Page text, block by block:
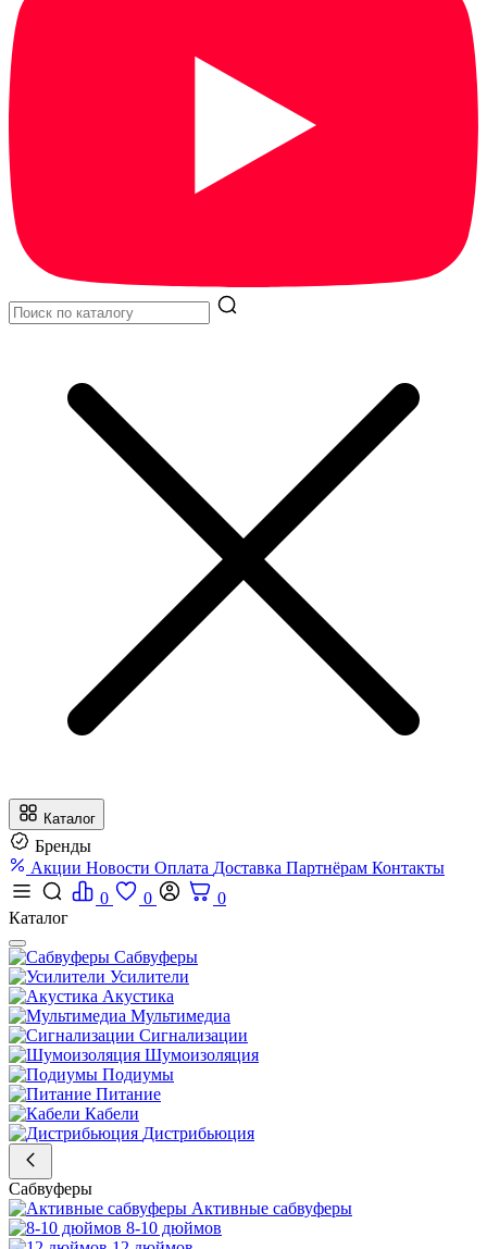
Каталог
Бренды
Акции Новости Оплата Доставка Партнёрам Контакты
0
0
0
Каталог
Сабвуферы
Усилители
Акустика
Мультимедиа
Сигнализации
Шумоизоляция
Подиумы
Питание
Кабели
Дистрибьюция
Сабвуферы
Активные сабвуферы
8-10 дюймов